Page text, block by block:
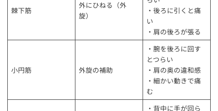
棘下筋
外にひねる（外
旋）
・後ろに引くと痛
い
・肩の後ろが張る
小円筋 外旋の補助
・腕を後ろに回す
とつらい
・肩の奥の違和感
・細かい動きで痛
む
・背中に手が回ら